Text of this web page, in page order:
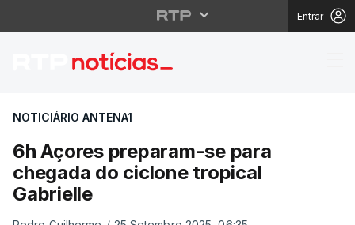
Entrar
6h Açores preparam-
NOTICIÁRIO ANTENA1
6h Açores preparam-se para
chegada do ciclone tropical
Gabrielle